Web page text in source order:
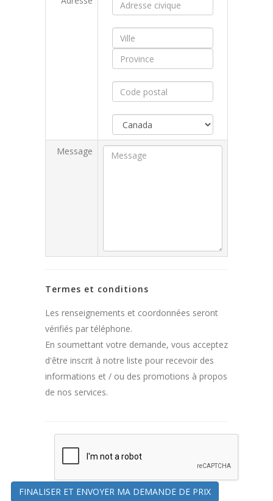
Message
Termes et conditions
Les renseignements et coordonnées seront
vérifiés par téléphone.
En soumettant votre demande, vous acceptez
d'être inscrit à notre liste pour recevoir des
informations et / ou des promotions à propos
de nos services.
FINALISER ET ENVOYER MA DEMANDE DE PRIX